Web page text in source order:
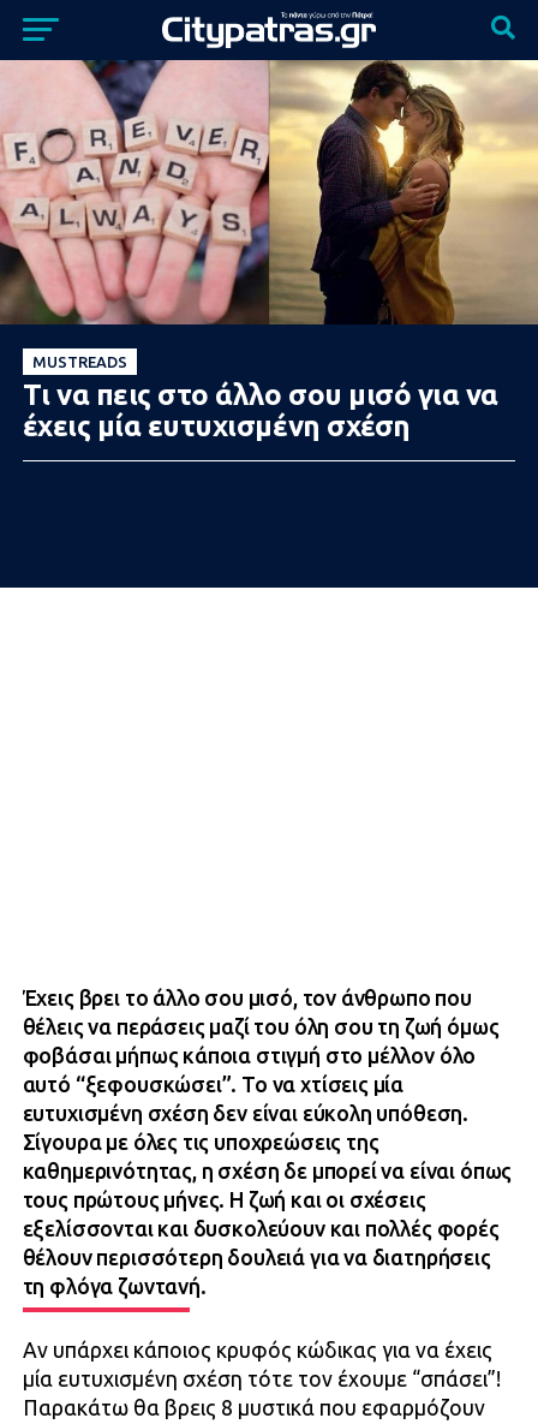
MUSTREADS
Τι να πεις στο άλλο σου μισό για να
έχεις μία ευτυχισμένη σχέση
Έχεις βρει το άλλο σου μισό, τον άνθρωπο που
θέλεις να περάσεις μαζί του όλη σου τη ζωή όμως
φοβάσαι μήπως κάποια στιγμή στο μέλλον όλο
αυτό “ξεφουσκώσει”. Το να χτίσεις μία
ευτυχισμένη σχέση δεν είναι εύκολη υπόθεση.
Σίγουρα με όλες τις υποχρεώσεις της
καθημερινότητας, η σχέση δε μπορεί να είναι όπως
τους πρώτους μήνες. Η ζωή και οι σχέσεις
εξελίσσονται και δυσκολεύουν και πολλές φορές
θέλουν περισσότερη δουλειά για να διατηρήσεις
τη φλόγα ζωντανή.
Αν υπάρχει κάποιος κρυφός κώδικας για να έχεις
μία ευτυχισμένη σχέση τότε τον έχουμε “σπάσει”!
Παρακάτω θα βρεις 8 μυστικά που εφαρμόζουν